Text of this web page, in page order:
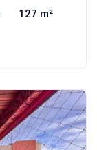
127 m²